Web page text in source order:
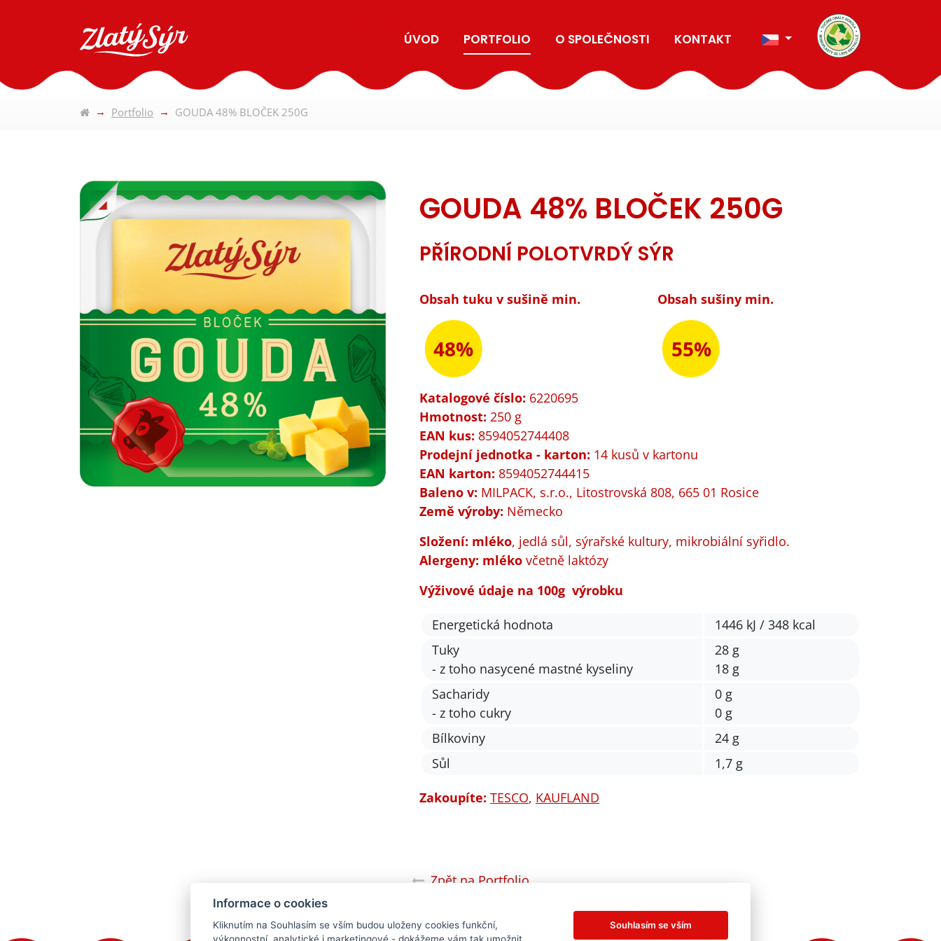
ÚVOD PORTFOLIO O SPOLEČNOSTI KONTAKT
Portfolio GOUDA 48% BLOČEK 250G
GOUDA 48% BLOČEK 250G
PŘÍRODNÍ POLOTVRDÝ SÝR
Obsah tuku v sušině min.
48%
Obsah sušiny min.
55%
Katalogové číslo: 6220695
Hmotnost: 250 g
EAN kus: 8594052744408
Prodejní jednotka - karton: 14 kusů v kartonu
EAN karton: 8594052744415
Baleno v: MILPACK, s.r.o., Litostrovská 808, 665 01 Rosice
Země výroby: Německo
Složení: mléko, jedlá sůl, sýrařské kultury, mikrobiální syřidlo.
Alergeny: mléko včetně laktózy
Výživové údaje na 100g výrobku
Energetická hodnota
1446 kJ / 348 kcal
Tuky
- z toho nasycené mastné kyseliny
28 g
18 g
Sacharidy
- z toho cukry
0 g
0 g
Bílkoviny
24 g
Sůl
1,7 g
Zakoupíte: TESCO, KAUFLAND
Zpět na Portfolio
Informace o cookies
Kliknutím na Souhlasím se vším budou uloženy cookies funkční,
Souhlasím se vším